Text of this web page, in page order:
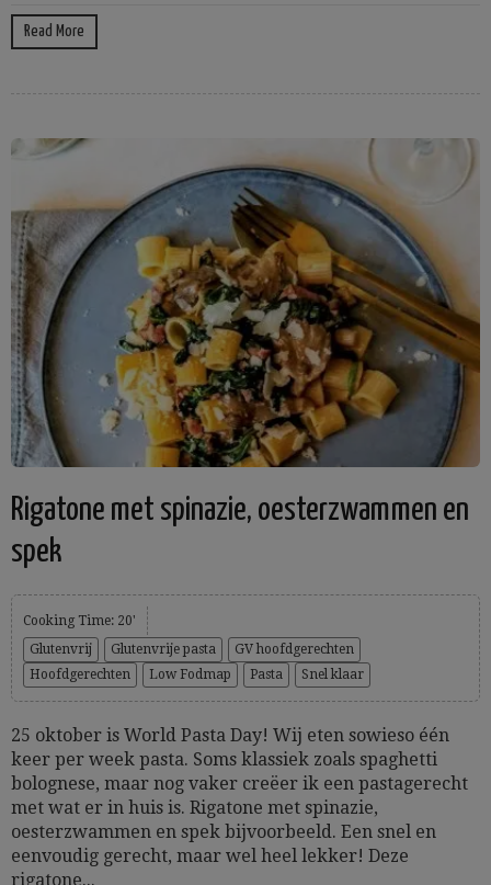
Read More
Rigatone met spinazie, oesterzwammen en
spek
Cooking Time: 20'
Glutenvrij
Glutenvrije pasta
GV hoofdgerechten
Hoofdgerechten
Low Fodmap Pasta Snel klaar
25 oktober is World Pasta Day! Wij eten sowieso één
keer per week pasta. Soms klassiek zoals spaghetti
bolognese, maar nog vaker creëer ik een pastagerecht
met wat er in huis is. Rigatone met spinazie,
oesterzwammen en spek bijvoorbeeld. Een snel en
eenvoudig gerecht, maar wel heel lekker! Deze
rigatone...